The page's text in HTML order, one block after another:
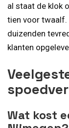
al staat de klok
tien voor twaalf.
duizenden
klanten
Wat kost